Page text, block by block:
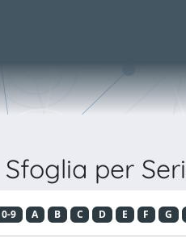
Sfoglia per
0-9 A B C D E F G